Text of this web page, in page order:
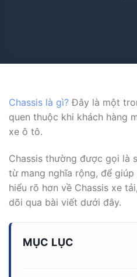
Chassis là gì? Đây là một
quen thuộc khi khách hàng
xe ô tô.
Chassis thường được gọi là
từ mang nghĩa rộng, để
hiểu rõ hơn về Chassis xe
dõi qua bài viết dưới đây.
MỤC LỤC